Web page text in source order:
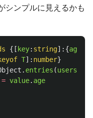
シンプルに見えるかも
{[ key: string]:{age
T]: number}
. entries (users
= value. age